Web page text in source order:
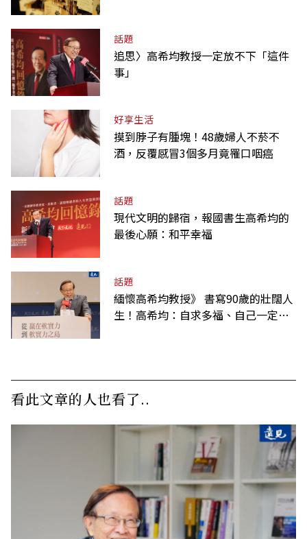
話題
追思〉高希均教授一定放不下「這件
事」
好享生活
摸到脖子有腫塊！48歲婦人不菸不
酒，反覆感冒3個多月竟罹口咽癌
話題
現代文明的歸宿，報國書生高希均的
最後心願：和平幸福
話題
緬懷高希均教授》 書寫90歲的壯闊人
生！高希均：自求多福、自己一定要
看此文章的人也看了..